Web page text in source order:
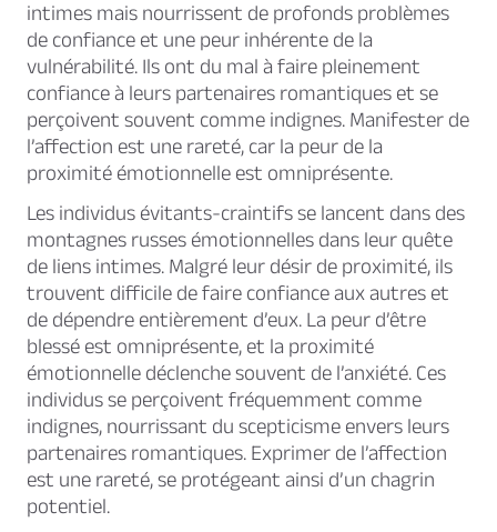
intimes mais nourrissent de profonds problèmes
de confiance et une peur inhérente de la
vulnérabilité. Ils ont du mal à faire pleinement
confiance à leurs partenaires romantiques et se
perçoivent souvent comme indignes. Manifester de
l’affection est une rareté, car la peur de la
proximité émotionnelle est omniprésente.
Les individus évitants-craintifs se lancent dans des
montagnes russes émotionnelles dans leur quête
de liens intimes. Malgré leur désir de proximité, ils
trouvent difficile de faire confiance aux autres et
de dépendre entièrement d’eux. La peur d’être
blessé est omniprésente, et la proximité
émotionnelle déclenche souvent de l’anxiété. Ces
individus se perçoivent fréquemment comme
indignes, nourrissant du scepticisme envers leurs
partenaires romantiques. Exprimer de l’affection
est une rareté, se protégeant ainsi d’un chagrin
potentiel.